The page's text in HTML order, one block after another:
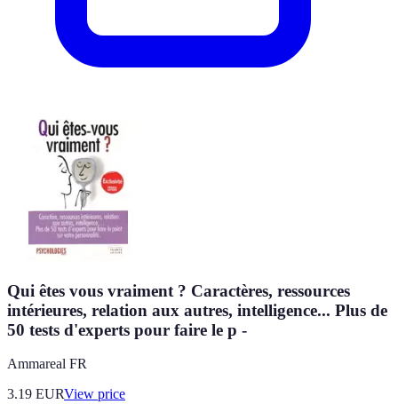
Qui êtes vous vraiment ? Caractères, ressources
intérieures, relation aux autres, intelligence... Plus de
50 tests d'experts pour faire le p -
Ammareal FR
3.19 EURView price